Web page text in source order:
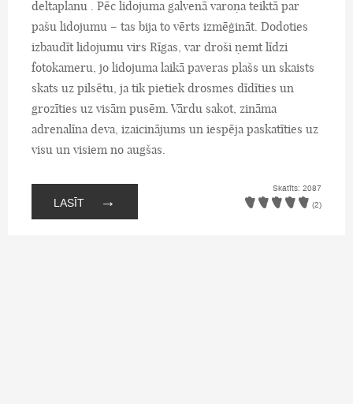
deltaplanu . Pēc lidojuma galvenā varoņa teiktā par
pašu lidojumu – tas bija to vērts izmēģināt. Dodoties
izbaudīt lidojumu virs Rīgas, var droši ņemt līdzi
fotokameru, jo lidojuma laikā paveras plašs un skaists
skats uz pilsētu, ja tik pietiek drosmes dīdīties un
grozīties uz visām pusēm. Vārdu sakot, zināma
adrenalīna deva, izaicinājums un iespēja paskatīties uz
visu un visiem no augšas.
LASĪT →
Skatīts: 2087
(2)